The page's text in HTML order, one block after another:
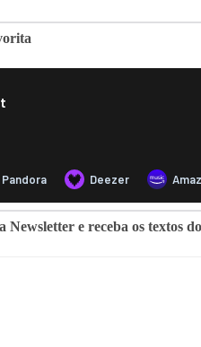
Newsletter e receba os textos